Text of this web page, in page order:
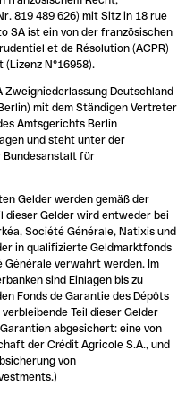
819 489 626) mit Sitz in 18 rue
SA ist ein von der französischen
et de Résolution (ACPR)
N°16958).
Zweigniederlassung Deutschland
mit dem Ständigen Vertreter
Amtsgerichts Berlin
und steht unter der
Bundesanstalt für
Gelder werden gemäß der
dieser Gelder wird entweder bei
Société Générale, Natixis und
in qualifizierte Geldmarktfonds
verwahrt werden. Im
sind Einlagen bis zu
Fonds de Garantie des Dépôts
Teil dieser Gelder
abgesichert: eine von
der Crédit Agricole S.A., und
von